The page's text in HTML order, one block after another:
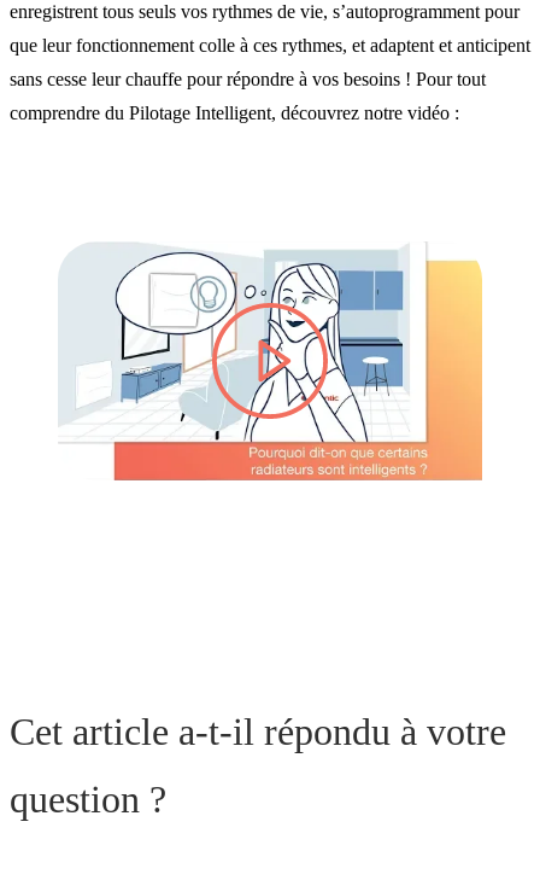
enregistrent tous seuls vos rythmes de vie, s’autoprogramment pour
que leur fonctionnement colle à ces rythmes, et adaptent et anticipent
sans cesse leur chauffe pour répondre à vos besoins ! Pour tout
comprendre du Pilotage Intelligent, découvrez notre vidéo :
lire la vidéo
Cet article a-t-il répondu à votre
question ?